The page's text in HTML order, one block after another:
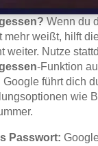
Wenn du
mehr weißt, hilft
weiter. Nutze
-Funktion
führt dich
wie
Passwort: